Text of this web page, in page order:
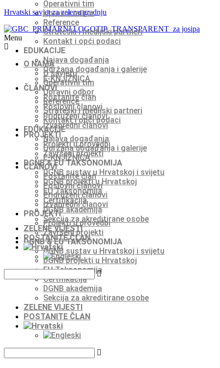
Hrvatski savjet za zelenu gradnju
Menu
O NAMA
O savjetu
Operativni tim
Upravni odbor
Reference
Strateški i medijski partneri
Kontakt i opći podaci
EDUKACIJE
Najava događanja
Održana događanja i galerije
E-KNJIŽNICA
ČLANOVI
Postanite član
Poslovni članovi
Pridruženi članovi
Izvanredni članovi
PROJEKTI
Projekti u provedbi
Završeni projekti
DGNB & EU TAKSONOMIJA
DGNB sustav u Hrvatskoj i svijetu
DGNB projekti u Hrvatskoj
EU Taksonomija
Certifikacija
DGNB akademija
Sekcija za akreditirane osobe
ZELENE VIJESTI
POSTANITE ČLAN
Operativni tim
Upravni odbor
Reference
Strateški i medijski partneri
Kontakt i opći podaci
EDUKACIJE
Najava događanja
Održana događanja i galerije
E-KNJIŽNICA
ČLANOVI
Postanite član
Poslovni članovi
Pridruženi članovi
Izvanredni članovi
PROJEKTI
Projekti u provedbi
Završeni projekti
DGNB & EU TAKSONOMIJA
DGNB sustav u Hrvatskoj i svijetu
DGNB projekti u Hrvatskoj
EU Taksonomija
Certifikacija
DGNB akademija
Sekcija za akreditirane osobe
ZELENE VIJESTI
POSTANITE ČLAN